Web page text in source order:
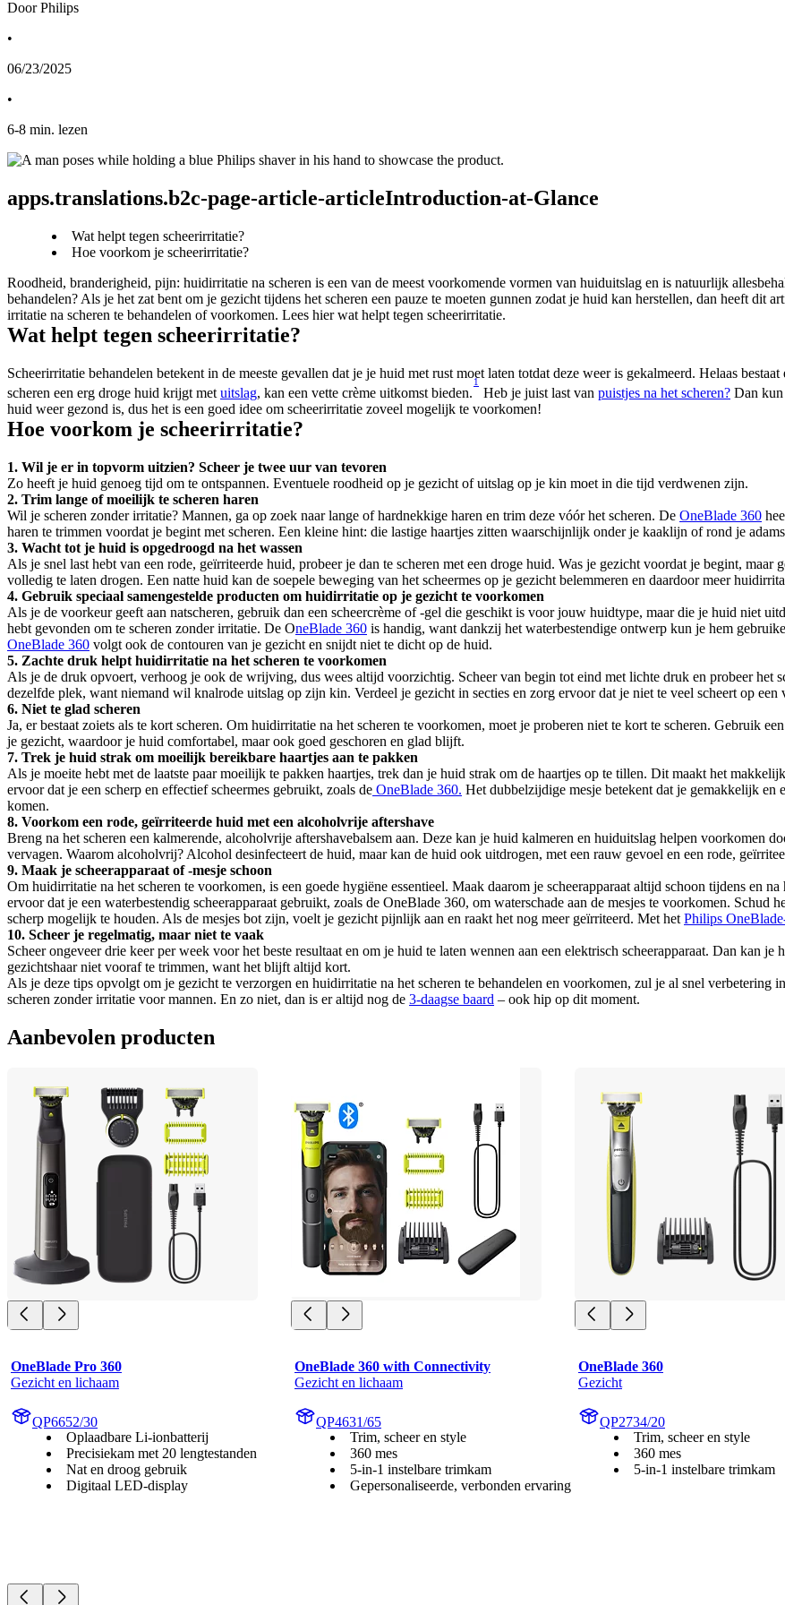
Door Philips
•
06/23/2025
•
6-8 min. lezen
apps.translations.b2c-page-article-articleIntroduction-at-Glance
Wat helpt tegen scheerirritatie?
Hoe voorkom je scheerirritatie?
Roodheid, branderigheid, pijn: huidirritatie na scheren is een van de meest voorkomende vormen van huiduitslag en is natuurlijk
behandelen? Als je het zat bent om je gezicht tijdens het scheren een pauze te moeten gunnen zodat je huid kan herstellen, dan heeft dit
irritatie na scheren te behandelen of voorkomen. Lees hier wat helpt tegen scheerirritatie.
Wat helpt tegen scheerirritatie?
Scheerirritatie behandelen betekent in de meeste gevallen dat je je huid met rust moet laten totdat deze weer is gekalmeerd. Helaas
scheren een erg droge huid krijgt met uitslag, kan een vette crème uitkomst bieden.
1
Heb je juist last van puistjes na het scheren? Dan kun
huid weer gezond is, dus het is een goed idee om scheerirritatie zoveel mogelijk te voorkomen!
Hoe voorkom je scheerirritatie?
1. Wil je er in topvorm uitzien? Scheer je twee uur van tevoren
Zo heeft je huid genoeg tijd om te ontspannen. Eventuele roodheid op je gezicht of uitslag op je kin moet in die tijd verdwenen zijn.
2. Trim lange of moeilijk te scheren haren
Wil je scheren zonder irritatie? Mannen, ga op zoek naar lange of hardnekkige haren en trim deze vóór het scheren. De OneBlade 360
haren te trimmen voordat je begint met scheren. Een kleine hint: die lastige haartjes zitten waarschijnlijk onder je kaaklijn of rond je
3. Wacht tot je huid is opgedroogd na het wassen
Als je snel last hebt van een rode, geïrriteerde huid, probeer je dan te scheren met een droge huid. Was je gezicht voordat je begint,
volledig te laten drogen. Een natte huid kan de soepele beweging van het scheermes op je gezicht belemmeren en daardoor meer
4. Gebruik speciaal samengestelde producten om huidirritatie op je gezicht te voorkomen
Als je de voorkeur geeft aan natscheren, gebruik dan een scheercrème of -gel die geschikt is voor jouw huidtype, maar die je huid niet
hebt gevonden om te scheren zonder irritatie. De OneBlade 360
OneBlade 360 volgt ook de contouren van je gezicht en snijdt niet te dicht op de huid.
5. Zachte druk helpt huidirritatie na het scheren te voorkomen
Als je de druk opvoert, verhoog je ook de wrijving, dus wees altijd voorzichtig. Scheer van begin tot eind met lichte druk en probeer het
dezelfde plek, want niemand wil knalrode uitslag op zijn kin. Verdeel je gezicht in secties en zorg ervoor dat je niet te veel scheert op een
6. Niet te glad scheren
Ja, er bestaat zoiets als te kort scheren. Om huidirritatie na het scheren te voorkomen, moet je proberen niet te kort te scheren. Gebruik
je gezicht, waardoor je huid comfortabel, maar ook goed geschoren en glad blijft.
7. Trek je huid strak om moeilijk bereikbare haartjes aan te pakken
Als je moeite hebt met de laatste paar moeilijk te pakken haartjes, trek dan je huid strak om de haartjes op te tillen. Dit maakt het
ervoor dat je een scherp en effectief scheermes gebruikt, zoals de OneBlade 360. Het dubbelzijdige mesje betekent dat je gemakkelijk
komen.
8. Voorkom een rode, geïrriteerde huid met een alcoholvrije aftershave
Breng na het scheren een kalmerende, alcoholvrije aftershavebalsem aan. Deze kan je huid kalmeren en huiduitslag helpen voorkomen
vervagen. Waarom alcoholvrij? Alcohol desinfecteert de huid, maar kan de huid ook uitdrogen, met een rauw gevoel en een rode,
9. Maak je scheerapparaat of -mesje schoon
Om huidirritatie na het scheren te voorkomen, is een goede hygiëne essentieel. Maak daarom je scheerapparaat altijd schoon tijdens en
ervoor dat je een waterbestendig scheerapparaat gebruikt, zoals de OneBlade 360, om waterschade aan de mesjes te voorkomen. Schud
scherp mogelijk te houden. Als de mesjes bot zijn, voelt je gezicht pijnlijk aan en raakt het nog meer geïrriteerd. Met het Philips
10. Scheer je regelmatig, maar niet te vaak
Scheer ongeveer drie keer per week voor het beste resultaat en om je huid te laten wennen aan een elektrisch scheerapparaat. Dan kan
gezichtshaar niet vooraf te trimmen, want het blijft altijd kort.
Als je deze tips opvolgt om je gezicht te verzorgen en huidirritatie na het scheren te behandelen en voorkomen, zul je al snel
scheren zonder irritatie voor mannen. En zo niet, dan is er altijd nog de 3-daagse baard – ook hip op dit moment.
Aanbevolen producten
OneBlade Pro 360
Gezicht en lichaam
QP6652/30
Oplaadbare Li-ionbatterij
Precisiekam met 20 lengtestanden
Nat en droog gebruik
Digitaal LED-display
OneBlade 360 with Connectivity
Gezicht en lichaam
QP4631/65
Trim, scheer en style
360 mes
5-in-1 instelbare trimkam
Gepersonaliseerde, verbonden ervaring
OneBlade 360
Gezicht
QP2734/20
Trim, scheer en style
360 mes
5-in-1 instelbare trimkam